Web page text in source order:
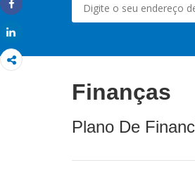
Share
Finanças
Plano De